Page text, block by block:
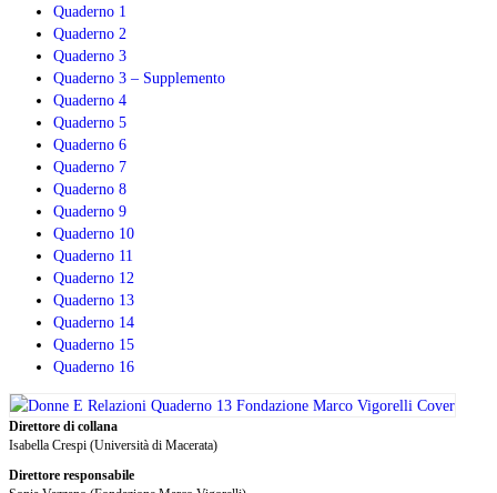
Quaderno 1
Quaderno 2
Quaderno 3
Quaderno 3 – Supplemento
Quaderno 4
Quaderno 5
Quaderno 6
Quaderno 7
Quaderno 8
Quaderno 9
Quaderno 10
Quaderno 11
Quaderno 12
Quaderno 13
Quaderno 14
Quaderno 15
Quaderno 16
Direttore di collana
Isabella Crespi (Università di Macerata)
Direttore responsabile